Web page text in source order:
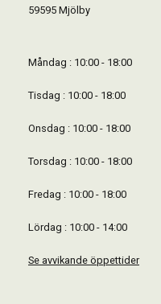
59595 Mjölby
Måndag : 10:00 - 18:00
Tisdag : 10:00 - 18:00
Onsdag : 10:00 - 18:00
Torsdag : 10:00 - 18:00
Fredag : 10:00 - 18:00
Lördag : 10:00 - 14:00
Se avvikande öppettider